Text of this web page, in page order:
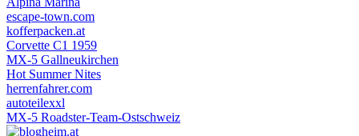
escape-town.com
kofferpacken.at
Corvette C1 1959
MX-5 Gallneukirchen
Hot Summer Nites
herrenfahrer.com
autoteilexxl
MX-5 Roadster-Team-Ostschweiz